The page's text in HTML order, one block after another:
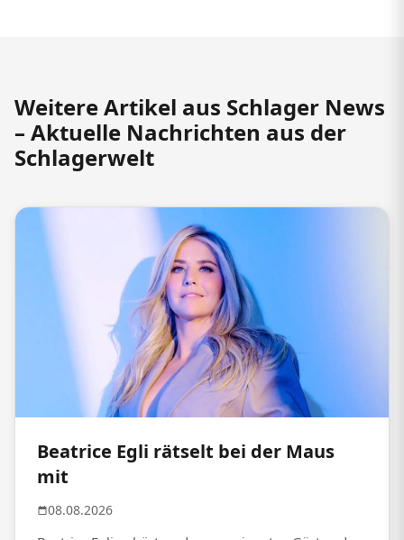
Weitere Artikel aus Schlager News
– Aktuelle Nachrichten aus der
Schlagerwelt
Beatrice Egli rätselt bei der Maus
mit
08.08.2026